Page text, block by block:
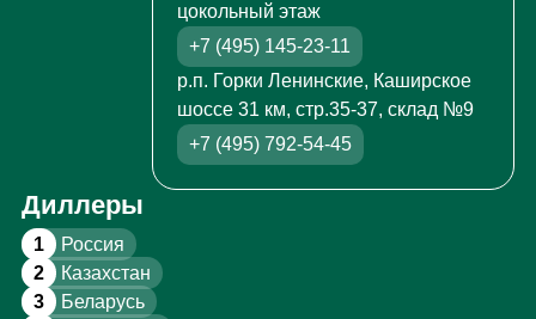
цокольный этаж
+7 (495) 145-23-11
р.п. Горки Ленинские, Каширское
шоссе 31 км, стр.35-37, склад №9
+7 (495) 792-54-45
Диллеры
1 Россия
2 Казахстан
3 Беларусь